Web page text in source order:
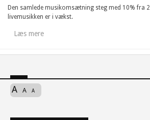
Den samlede musikomsætning steg med 10% fra
livemusikken er i vækst.
Læs mere
A A A